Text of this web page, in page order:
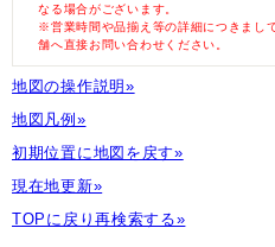
なる場合がございます。
※営業時間や品揃え等の詳細につきまし
舗へ直接お問い合わせください。
地図の操作説明»
地図凡例»
初期位置に地図を戻す»
現在地更新»
TOPに戻り再検索する»